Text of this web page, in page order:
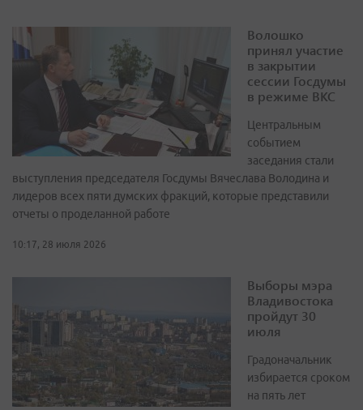
Волошко
принял участие
в закрытии
сессии Госдумы
в режиме ВКС
Центральным
событием
заседания стали
выступления председателя Госдумы Вячеслава Володина и
лидеров всех пяти думских фракций, которые представили
отчеты о проделанной работе
10:17, 28 июля 2026
Выборы мэра
Владивостока
пройдут 30
июля
Градоначальник
избирается сроком
на пять лет